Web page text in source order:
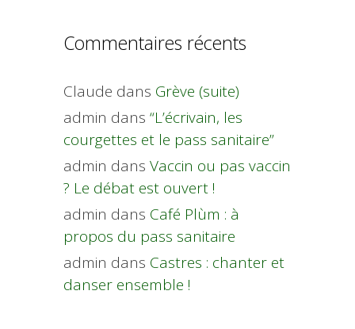
Commentaires récents
Claude dans Grève (suite)
admin dans “L’écrivain, les
courgettes et le pass sanitaire”
admin dans Vaccin ou pas vaccin
? Le débat est ouvert !
admin dans Café Plùm : à
propos du pass sanitaire
admin dans Castres : chanter et
danser ensemble !